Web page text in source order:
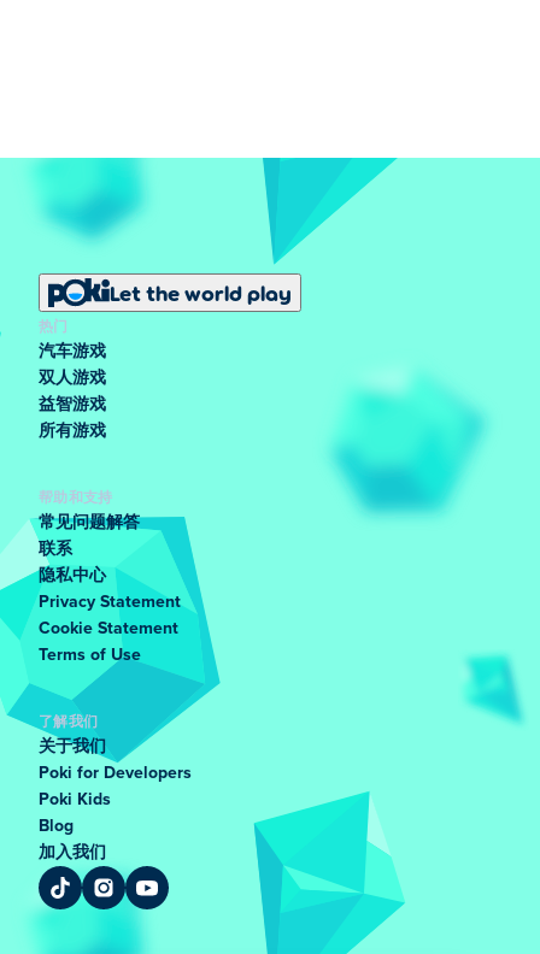
Let the world play
热门
汽车游戏
双人游戏
益智游戏
所有游戏
帮助和支持
常见问题解答
联系
隐私中心
Privacy Statement
Cookie Statement
Terms of Use
了解我们
关于我们
Poki for Developers
Poki Kids
Blog
加入我们